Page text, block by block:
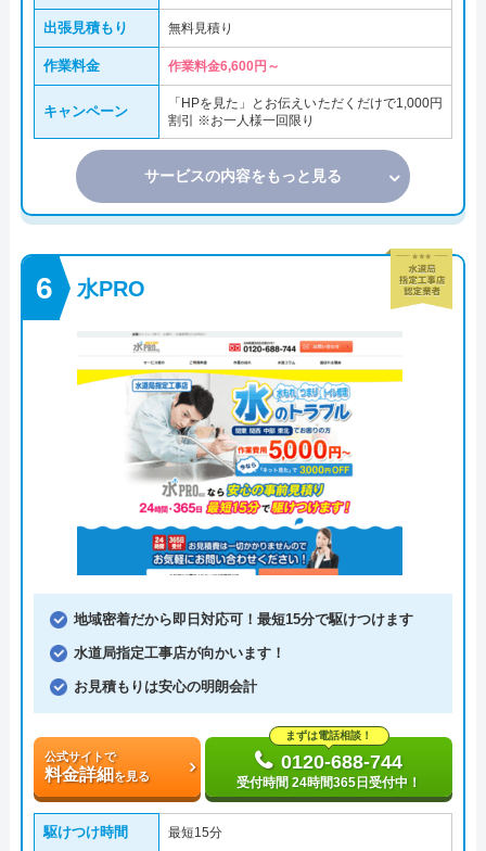
出張見積もり 無料見積り
作業料金 作業料金6,600円～
キャンペーン
「HPを見た」とお伝えいただくだけで1,000円
割引 ※お一人様一回限り
サービスの内容をもっと見る
水PRO
地域密着だから即日対応可！最短15分で駆けつけます
水道局指定工事店が向かいます！
お見積もりは安心の明朗会計
公式サイトで
料金詳細を見る
まずは電話相談！
0120-688-744
受付時間 24時間365日受付中！
駆けつけ時間 最短15分